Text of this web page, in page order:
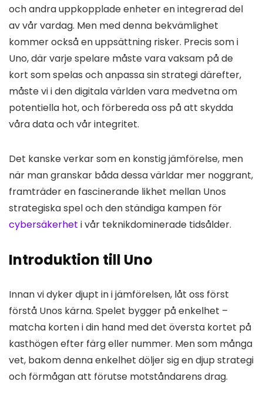
och andra uppkopplade enheter en integrerad del
av vår vardag. Men med denna bekvämlighet
kommer också en uppsättning risker. Precis som i
Uno, där varje spelare måste vara vaksam på de
kort som spelas och anpassa sin strategi därefter,
måste vi i den digitala världen vara medvetna om
potentiella hot, och förbereda oss på att skydda
våra data och vår integritet.
Det kanske verkar som en konstig jämförelse, men
när man granskar båda dessa världar mer noggrant,
framträder en fascinerande likhet mellan Unos
strategiska spel och den ständiga kampen för
cybersäkerhet i vår teknikdominerade tidsålder.
Introduktion till Uno
Innan vi dyker djupt in i jämförelsen, låt oss först
förstå Unos kärna. Spelet bygger på enkelhet –
matcha korten i din hand med det översta kortet på
kasthögen efter färg eller nummer. Men som många
vet, bakom denna enkelhet döljer sig en djup strategi
och förmågan att förutse motståndarens drag.